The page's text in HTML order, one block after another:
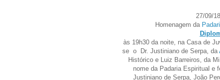
27/09/
Homenagem da
às 19h30 da noite, na Casa de
se o Dr. Justiniano de Serpa, da
Histórico e Luiz Barreiros, da
nome da Padaria Espiritual e
Justiniano de Serpa, João